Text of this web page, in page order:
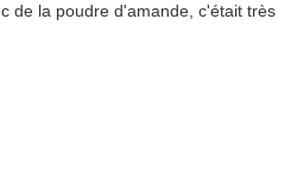
de la poudre d'amande, c'était très